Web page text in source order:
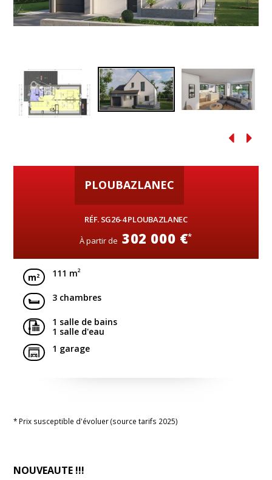
PLOUBAZLANEC
RÉF. SG26-4 PLOUBAZLANEC
À partir de 302 000 €*
111 m2
3 chambres
1 salle de bains
1 salle d'eau
1 garage
* Prix susceptible d'évoluer (source tarifs 2025)
NOUVEAUTE !!!